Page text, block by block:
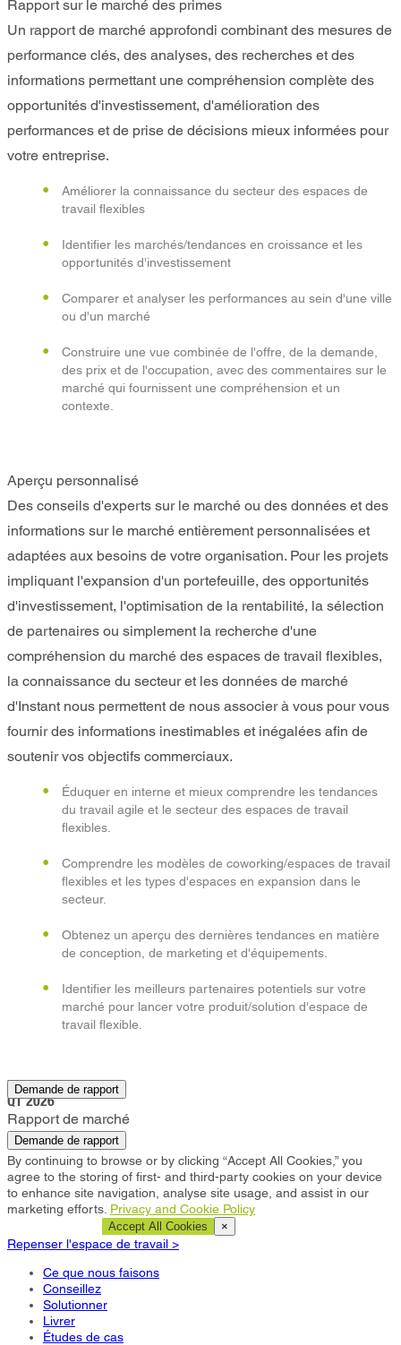
Rapport sur le marché des primes
Un rapport de marché approfondi combinant des mesures de
performance clés, des analyses, des recherches et des
informations permettant une compréhension complète des
opportunités d'investissement, d'amélioration des
performances et de prise de décisions mieux informées pour
votre entreprise.
Améliorer la connaissance du secteur des espaces de
travail flexibles
Identifier les marchés/tendances en croissance et les
opportunités d'investissement
Comparer et analyser les performances au sein d'une ville
ou d'un marché
Construire une vue combinée de l'offre, de la demande,
des prix et de l'occupation, avec des commentaires sur le
marché qui fournissent une compréhension et un
contexte.
Aperçu personnalisé
Des conseils d'experts sur le marché ou des données et des
informations sur le marché entièrement personnalisées et
adaptées aux besoins de votre organisation. Pour les projets
impliquant l'expansion d'un portefeuille, des opportunités
d'investissement, l'optimisation de la rentabilité, la sélection
de partenaires ou simplement la recherche d'une
compréhension du marché des espaces de travail flexibles,
la connaissance du secteur et les données de marché
d'Instant nous permettent de nous associer à vous pour vous
fournir des informations inestimables et inégalées afin de
soutenir vos objectifs commerciaux.
Éduquer en interne et mieux comprendre les tendances
du travail agile et le secteur des espaces de travail
flexibles.
Comprendre les modèles de coworking/espaces de travail
flexibles et les types d'espaces en expansion dans le
secteur.
Obtenez un aperçu des dernières tendances en matière
de conception, de marketing et d'équipements.
Identifier les meilleurs partenaires potentiels sur votre
marché pour lancer votre produit/solution d'espace de
travail flexible.
Demande de rapport
York
Q1 2026
Rapport de marché
Demande de rapport
By continuing to browse or by clicking “Accept All Cookies,” you
agree to the storing of first- and third-party cookies on your device
to enhance site navigation, analyse site usage, and assist in our
marketing efforts. Privacy and Cookie Policy
Accept All Cookies ×
Repenser l'espace de travail >
Ce que nous faisons
Conseillez
Solutionner
Livrer
Études de cas